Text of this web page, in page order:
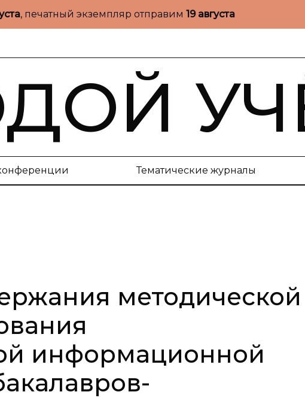
, печатный экземпляр отправим 19 августа
Тематические журналы
методической
информационной